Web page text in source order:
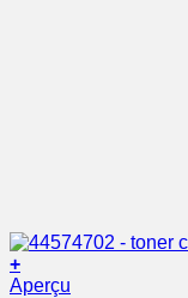
+
Aperçu